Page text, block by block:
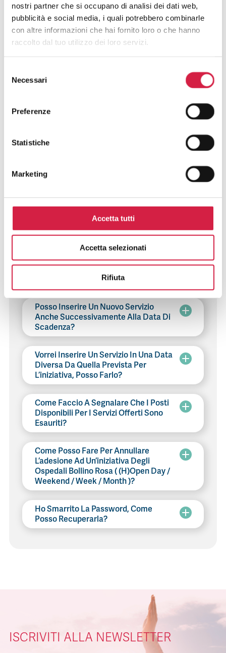
nostri partner che si occupano di analisi dei dati web,
pubblicità e social media, i quali potrebbero combinarle
con altre informazioni che hai fornito loro o che hanno
raccolto dal tuo utilizzo dei loro servizi.
delNecessari
Preferenze
Statistiche
Marketing
Accetta tutti
Accetta selezionati
Rifiuta
Scarica il Fac Simile
Come aderire alle iniziative Bollino Rosa.
Come Posso Aderire Ad Un’iniziativa
Degli Ospedali Bollino Rosa ( (H)Open
Posso Modificare I Servizi Che Ho
Posso Inserire Un Nuovo Servizio
Anche Successivamente Alla Data Di
Scadenza?
Vorrei Inserire Un Servizio In Una Data
Diversa Da Quella Prevista Per
L’iniziativa, Posso Farlo?
Come Faccio A Segnalare Che I Posti
Disponibili Per I Servizi Offerti Sono
Esauriti?
Come Posso Fare Per Annullare
L’adesione Ad Un’iniziativa Degli
Ospedali Bollino Rosa ( (H)Open Day /
Weekend / Week / Month )?
Ho Smarrito La Password, Come
Posso Recuperarla?
ISCRIVITI ALLA NEWSLETTER